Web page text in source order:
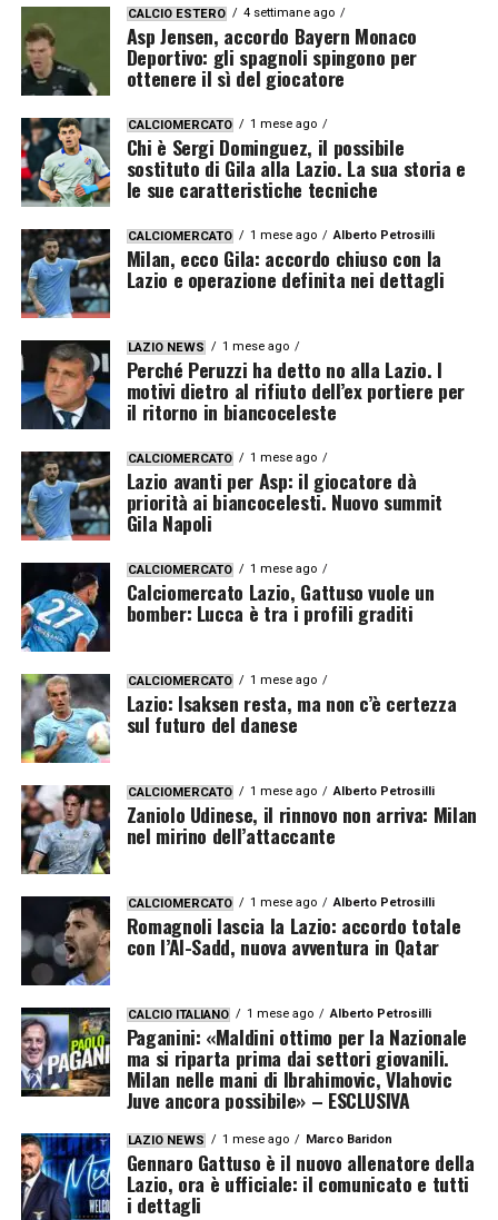
CALCIO ESTERO 4 settimane ago
Asp Jensen, accordo Bayern Monaco
Deportivo: gli spagnoli spingono per
ottenere il sì del giocatore
CALCIOMERCATO 1 mese ago
Chi è Sergi Dominguez, il possibile
sostituto di Gila alla Lazio. La sua storia e
le sue caratteristiche tecniche
CALCIOMERCATO 1 mese ago Alberto Petrosilli
Milan, ecco Gila: accordo chiuso con la
Lazio e operazione definita nei dettagli
LAZIO NEWS 1 mese ago
Perché Peruzzi ha detto no alla Lazio. I
motivi dietro al rifiuto dell’ex portiere per
il ritorno in biancoceleste
CALCIOMERCATO 1 mese ago
Lazio avanti per Asp: il giocatore dà
priorità ai biancocelesti. Nuovo summit
Gila Napoli
CALCIOMERCATO 1 mese ago
Calciomercato Lazio, Gattuso vuole un
bomber: Lucca è tra i profili graditi
CALCIOMERCATO 1 mese ago
Lazio: Isaksen resta, ma non c’è certezza
sul futuro del danese
CALCIOMERCATO 1 mese ago Alberto Petrosilli
Zaniolo Udinese, il rinnovo non arriva: Milan
nel mirino dell’attaccante
CALCIOMERCATO 1 mese ago Alberto Petrosilli
Romagnoli lascia la Lazio: accordo totale
con l’Al-Sadd, nuova avventura in Qatar
CALCIO ITALIANO 1 mese ago Alberto Petrosilli
Paganini: «Maldini ottimo per la Nazionale
ma si riparta prima dai settori giovanili.
Milan nelle mani di Ibrahimovic, Vlahovic
Juve ancora possibile» – ESCLUSIVA
LAZIO NEWS 1 mese ago Marco Baridon
Gennaro Gattuso è il nuovo allenatore della
Lazio, ora è ufficiale: il comunicato e tutti
i dettagli